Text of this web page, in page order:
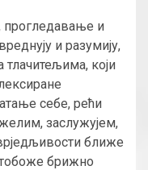
и
и разумију,
тлачитељима, који
себе, рећи
заслужујем,
ближе
брижно